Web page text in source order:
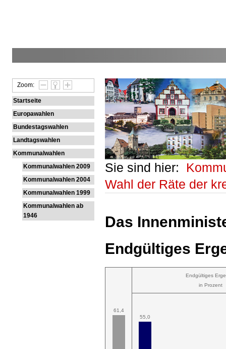
Zoom:
Startseite
Europawahlen
Bundestagswahlen
Landtagswahlen
Kommunalwahlen
Kommunalwahlen 2009
Kommunalwahlen 2004
Kommunalwahlen 1999
Kommunalwahlen ab
1946
Sie sind hier:
Wahl der Räte der
Das
Endgültiges
61,4
Endgültiges
in Prozent
55,0